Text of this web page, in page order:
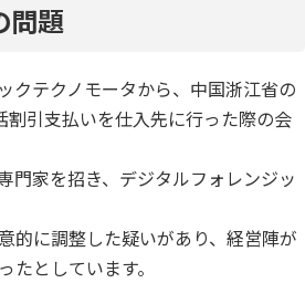
問題
クテクノモータから、中国浙江省の
引支払いを仕入先に行った際の会
門家を招き、デジタルフォレンジッ
的に調整した疑いがあり、経営陣が
としています。